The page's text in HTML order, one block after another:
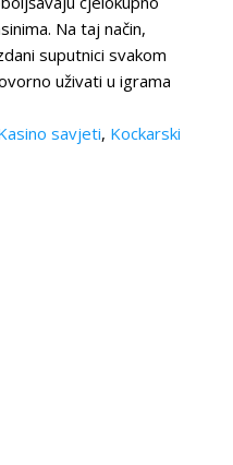
Na taj način,
suputnici svakom
uživati u igrama
savjeti, Kockarski